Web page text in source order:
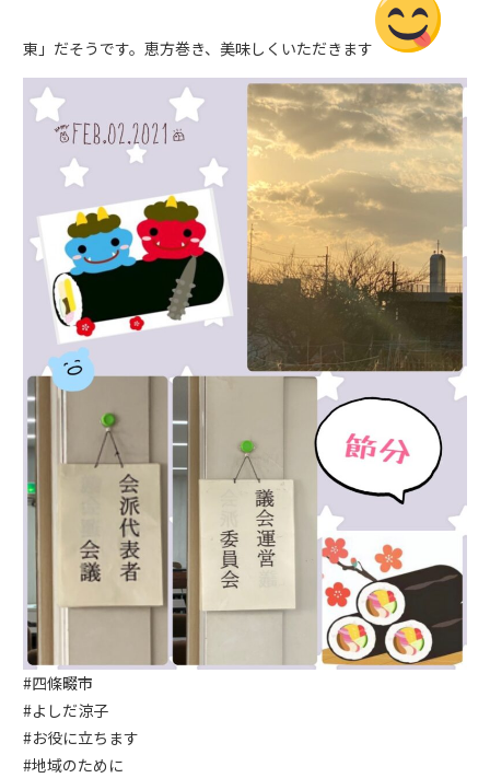
東」だそうです。恵方巻き、美味しくいただきます
#四條畷市
#よしだ涼子
#お役に立ちます
#地域のために